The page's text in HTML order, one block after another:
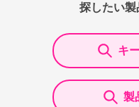
探したい
キ
製